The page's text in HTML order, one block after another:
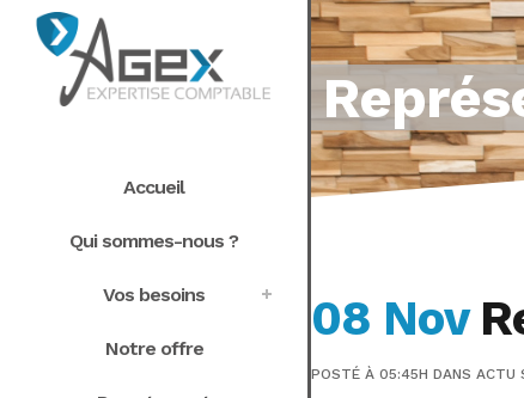
Accueil
Qui sommes-nous ?
Vos besoins
Notre offre
08 Nov
POSTÉ À 05:45H DANS ACTU